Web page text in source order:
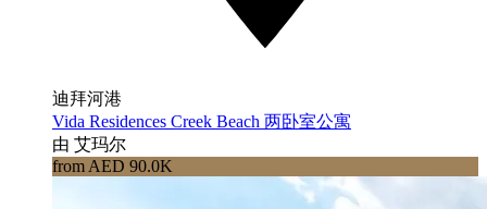
迪拜河港
Vida Residences Creek Beach 两卧室公寓
由 艾玛尔
from AED 90.0K